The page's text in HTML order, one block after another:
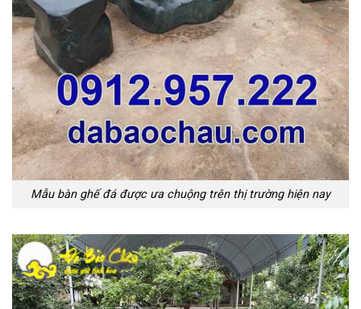
Mẫu bàn ghế đá được ưa chuộng trên thị trường hiện nay